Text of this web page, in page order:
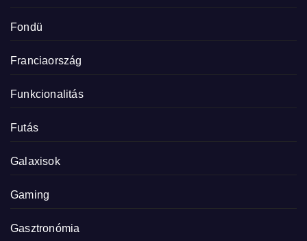
Fondü
Franciaország
Funkcionalitás
Futás
Galaxisok
Gaming
Gasztronómia